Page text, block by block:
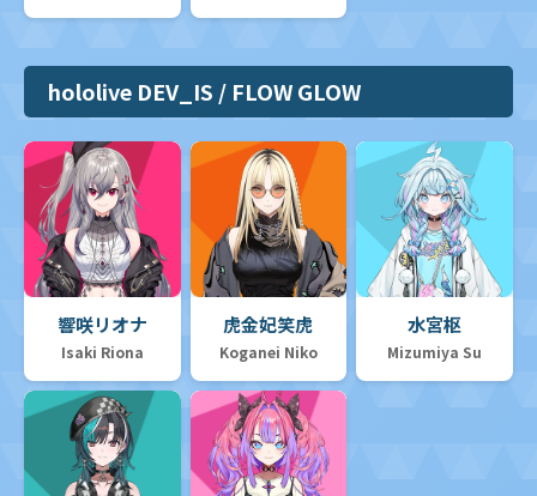
hololive DEV_IS / FLOW GLOW
響咲リオナ
Isaki Riona
虎金妃笑虎
Koganei Niko
水宮枢
Mizumiya Su